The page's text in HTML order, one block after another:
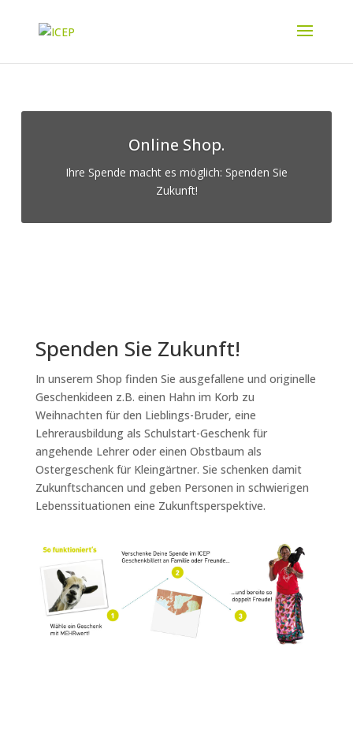
Online Shop.
Ihre Spende macht es möglich: Spenden Sie
Zukunft!
Spenden Sie Zukunft!
In unserem Shop finden Sie ausgefallene und originelle
Geschenkideen z.B. einen Hahn im Korb zu
Weihnachten für den Lieblings-Bruder, eine
Lehrerausbildung als Schulstart-Geschenk für
angehende Lehrer oder einen Obstbaum als
Ostergeschenk für Kleingärtner. Sie schenken damit
Zukunftschancen und geben Personen in schwierigen
Lebenssituationen eine Zukunftsperspektive.